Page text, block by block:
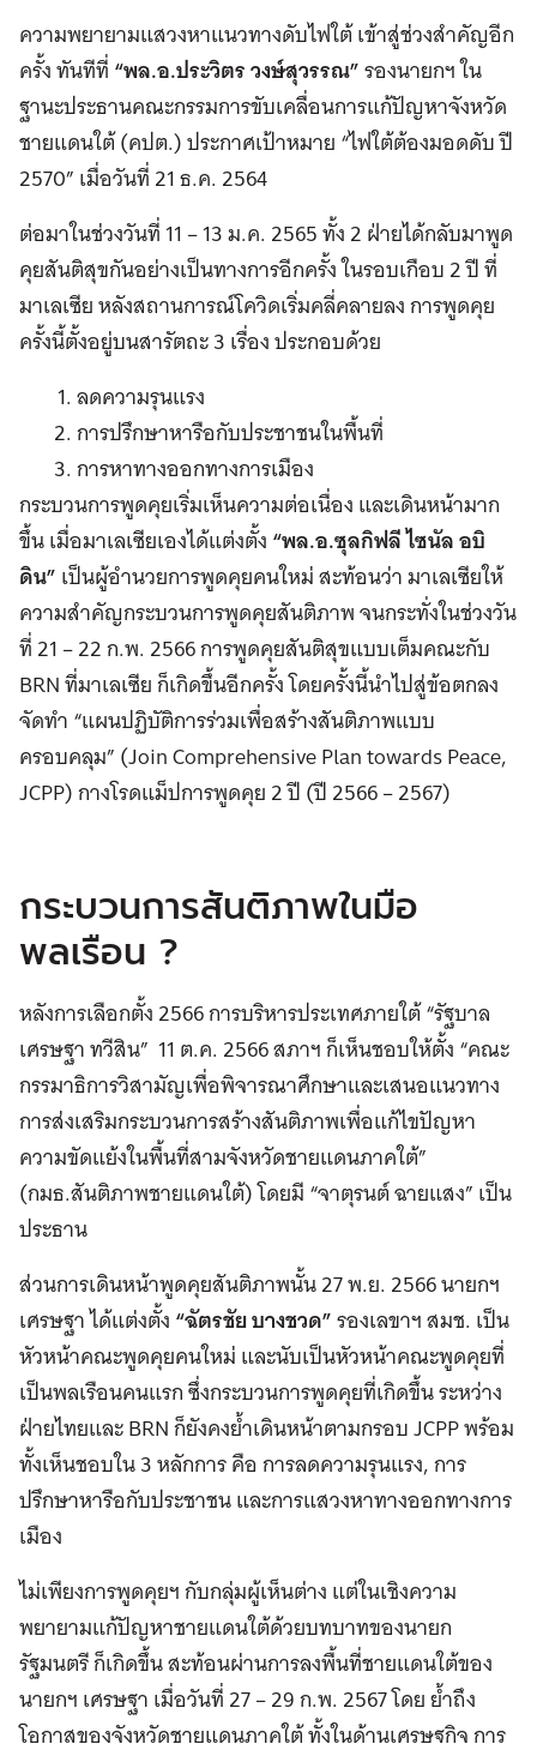
ความพยายามแสวงหาแนวทางดับไฟใต้ เข้าสู่ช่วงสำคัญอีก
ครั้ง ทันทีที่“พล.อ.ประวิตร วงษ์สุวรรณ”รองนายกฯ ใน
ฐานะประธานคณะกรรมการขับเคลื่อนการแก้ปัญหาจังหวัด
ชายแดนใต้ (คปต.) ประกาศเป้าหมาย “ไฟใต้ต้องมอดดับ ปี
2570” เมื่อวันที่ 21 ธ.ค. 2564
ต่อมาในช่วงวันที่ 11 – 13 ม.ค. 2565 ทั้ง 2 ฝ่ายได้กลับมาพูด
คุยสันติสุขกันอย่างเป็นทางการอีกครั้ง ในรอบเกือบ 2 ปี ที่
มาเลเซีย หลังสถานการณ์โควิดเริ่มคลี่คลายลง การพูดคุย
ครั้งนี้ตั้งอยู่บนสารัตถะ 3 เรื่อง ประกอบด้วย
ลดความรุนแรง
การปรึกษาหารือกับประชาชนในพื้นที่
การหาทางออกทางการเมือง
กระบวนการพูดคุยเริ่มเห็นความต่อเนื่อง และเดินหน้ามาก
ขึ้น เมื่อมาเลเซียเองได้แต่งตั้ง“พล.อ.ซุลกิฟลี ไซนัล อบิ
ดิน”เป็นผู้อำนวยการพูดคุยคนใหม่ สะท้อนว่า มาเลเซียให้
ความสำคัญกระบวนการพูดคุยสันติภาพ จนกระทั่งในช่วงวัน
ที่ 21 – 22 ก.พ. 2566 การพูดคุยสันติสุขแบบเต็มคณะกับ
BRN ที่มาเลเซีย ก็เกิดขึ้นอีกครั้ง โดยครั้งนี้นำไปสู่ข้อตกลง
จัดทำ “แผนปฏิบัติการร่วมเพื่อสร้างสันติภาพแบบ
ครอบคลุม” (Join Comprehensive Plan towards Peace,
JCPP) กางโรดแม็ปการพูดคุย 2 ปี (ปี 2566 – 2567)
กระบวนการสันติภาพในมือ
พลเรือน ?
หลังการเลือกตั้ง 2566 การบริหารประเทศภายใต้ “รัฐบาล
เศรษฐา ทวีสิน” 11 ต.ค. 2566 สภาฯ ก็เห็นชอบให้ตั้ง “คณะ
กรรมาธิการวิสามัญเพื่อพิจารณาศึกษาและเสนอแนวทาง
การส่งเสริมกระบวนการสร้างสันติภาพเพื่อแก้ไขปัญหา
ความขัดแย้งในพื้นที่สามจังหวัดชายแดนภาคใต้”
(กมธ.สันติภาพชายแดนใต้) โดยมี “จาตุรนต์ ฉายแสง” เป็น
ประธาน
ส่วนการเดินหน้าพูดคุยสันติภาพนั้น 27 พ.ย. 2566 นายกฯ
เศรษฐา ได้แต่งตั้ง“ฉัตรชัย บางชวด”รองเลขาฯ สมช. เป็น
หัวหน้าคณะพูดคุยคนใหม่ และนับเป็นหัวหน้าคณะพูดคุยที่
เป็นพลเรือนคนแรก ซึ่งกระบวนการพูดคุยที่เกิดขึ้น ระหว่าง
ฝ่ายไทยและ BRN ก็ยังคงย้ำเดินหน้าตามกรอบ JCPP พร้อม
ทั้งเห็นชอบใน 3 หลักการ คือ การลดความรุนแรง, การ
ปรึกษาหารือกับประชาชน และการแสวงหาทางออกทางการ
เมือง
ไม่เพียงการพูดคุยฯ กับกลุ่มผู้เห็นต่าง แต่ในเชิงความ
พยายามแก้ปัญหาชายแดนใต้ด้วยบทบาทของนายก
รัฐมนตรี ก็เกิดขึ้น สะท้อนผ่านการลงพื้นที่ชายแดนใต้ของ
นายกฯ เศรษฐา เมื่อวันที่ 27 – 29 ก.พ. 2567 โดย ย้ำถึง
โอกาสของจังหวัดชายแดนภาคใต้ ทั้งในด้านเศรษฐกิจ การ